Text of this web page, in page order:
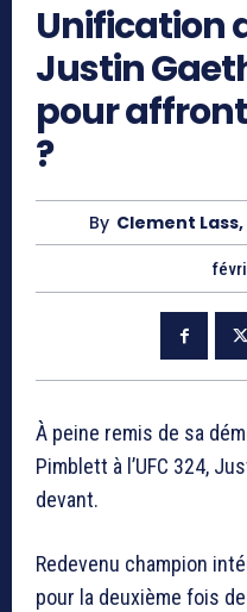
Unification
Justin
pour
?
By Clement
À peine remis de sa
Pimblett à l’UFC 324,
devant.
Redevenu champion
pour la deuxième fois